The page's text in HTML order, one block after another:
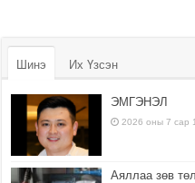
Шинэ Их Үзсэн
ЭМГЭНЭЛ
2026 оны 7 сар
Аяллаа зөв